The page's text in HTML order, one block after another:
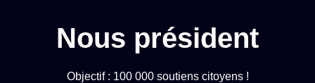
Nous président
Objectif : 100 000 soutiens citoyens !